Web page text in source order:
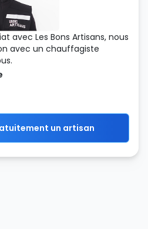
avec Les Bons Artisans, nous
avec un chauffagiste
un artisan